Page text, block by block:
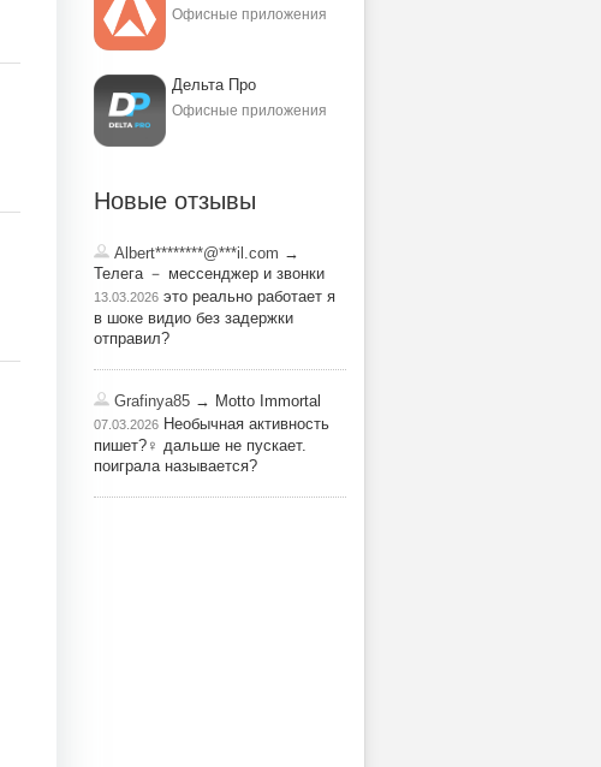
Офисные приложения
Дельта Про
Офисные приложения
Новые отзывы
Albert********@***il.com →
Телега － мессенджер и звонки
13.03.2026 это реально работает я
в шоке видио без задержки
отправил?
Grafinya85 → Motto Immortal
07.03.2026 Необычная активность
пишет?‍♀️ дальше не пускает.
поиграла называется?